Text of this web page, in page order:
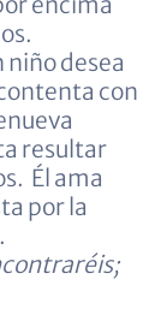
niño desea
con
resultar
Él ama
por la